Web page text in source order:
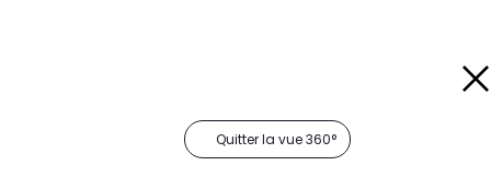
Quitter la vue 360°